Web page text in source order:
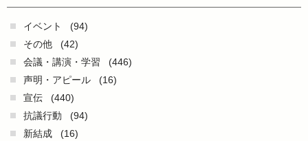
イベント
(94)
その他
(42)
会議・講演・学習
(446)
声明・アピール
(16)
宣伝
(440)
抗議行動
(94)
新結成
(16)